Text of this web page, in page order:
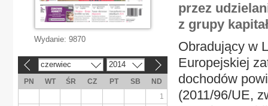
przez
z grupy
Obradujący w
Europejskiej
dochodów
(2011/96/UE,
Wydanie: 9870
czerwiec 2014
PN WT ŚR CZ PT SB
ND
1